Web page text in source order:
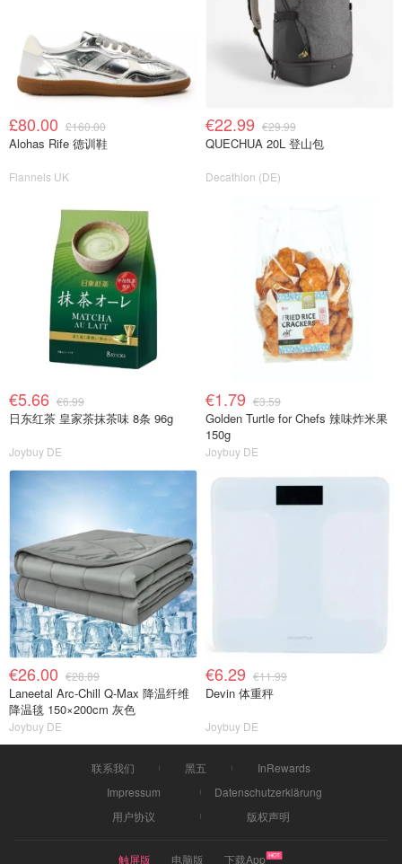
£80.00 £160.00
Alohas Rife 德训鞋
Flannels UK
€22.99 €29.99
QUECHUA 20L 登山包
Decathlon (DE)
€5.66 €6.99
日东红茶 皇家茶抹茶味 8条 96g
Joybuy DE
€1.79 €3.59
Golden Turtle for Chefs 辣味炸米果
150g
Joybuy DE
€26.00 €28.89
Laneetal Arc-Chill Q-Max 降温纤维
降温毯 150×200cm 灰色
Joybuy DE
€6.29 €11.99
Devin 体重秤
Joybuy DE
联系我们 黑五
InRewards
Impressum
Datenschutzerklärung
用户协议
版权声明
触屏版 电脑版 下载App